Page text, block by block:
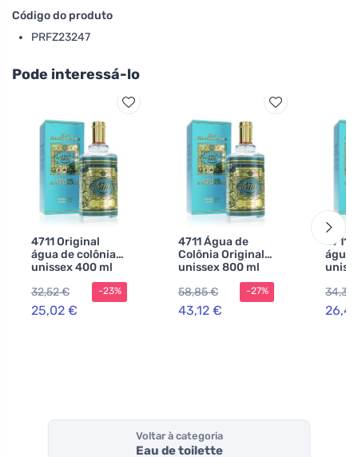
Código do produto
PRFZ23247
Pode interessá-lo
4711 Original
água de colônia
unissex 400 ml
32,52 €
25,02 €
-23%
4711 Água de
Colônia Original
unissex 800 ml
58,85 €
43,12 €
-27%
4711
água
34,36
Voltar à categoria
Eau de toilette